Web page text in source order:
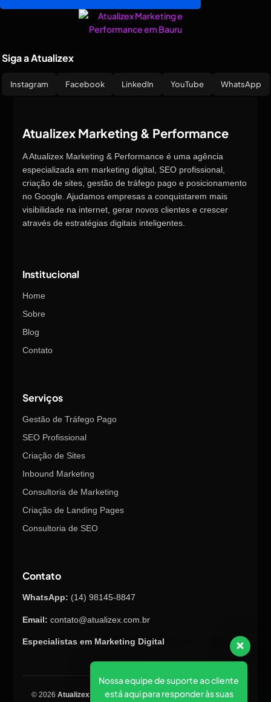
Siga a Atualizex
Instagram Facebook LinkedIn YouTube WhatsApp
Atualizex Marketing & Performance
A Atualizex Marketing & Performance é uma agência
especializada em marketing digital, SEO profissional,
criação de sites, gestão de tráfego pago e posicionamento
no Google. Ajudamos empresas a conquistarem mais
visibilidade na internet, gerar novos clientes e crescer
através de estratégias digitais inteligentes.
Institucional
Home
Sobre
Blog
Contato
Serviços
Gestão de Tráfego Pago
SEO Profissional
Criação de Sites
Inbound Marketing
Consultoria de Marketing
Criação de Landing Pages
Consultoria de SEO
Contato
WhatsApp: (14) 98145-8847
Email: contato@atualizex.com.br
Especialistas em Marketing Digital
© 2026 Atualizex Marketing & Performance. Todos os direitos
Nossa equipe de suporte ao cliente
está aqui para responder às suas